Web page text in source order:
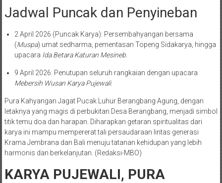
Jadwal Puncak dan Penyineban
2 April 2026 (Puncak Karya): Persembahyangan bersama
(Muspa) umat sedharma, pementasan Topeng Sidakarya, hingga
upacara Ida Betara Katuran Mesineb.
9 April 2026: Penutupan seluruh rangkaian dengan upacara
Mebersih Wusan Karya Pujewali.
Pura Kahyangan Jagat Pucak Luhur Berangbang Agung, dengan
letaknya yang magis di perbukitan Desa Berangbang, menjadi simbol
titik temu doa dan harapan. Diharapkan getaran spiritualitas dari
karya ini mampu mempererat tali persaudaraan lintas generasi
Krama Jembrana dan Bali menuju tatanan kehidupan yang lebih
harmonis dan berkelanjutan. (Redaksi-MBO)
KARYA PUJEWALI, PURA